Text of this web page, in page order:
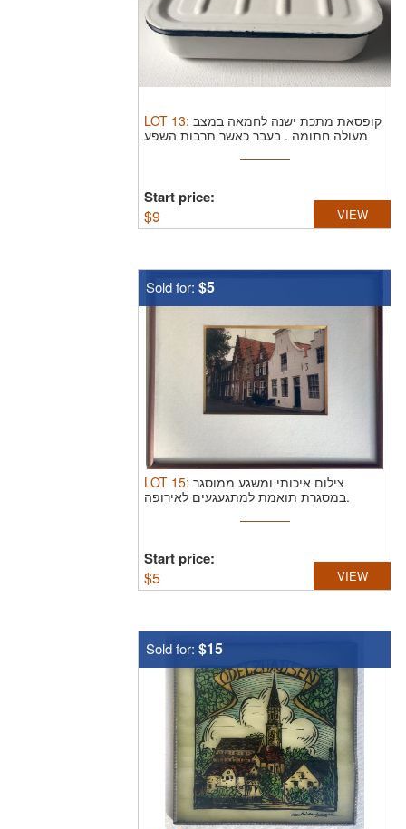
LOT 13: קופסאת מתכת ישנה לחמאה במצב
מעולה חתומה . בעבר כאשר תרבות השפע
Start price:
$9 VIEW
Sold for: $5
LOT 15: צילום איכותי ומשגע ממוסגר
במסגרת תואמת למתגעגעים לאירופה.
Start price:
$5 VIEW
Sold for: $15